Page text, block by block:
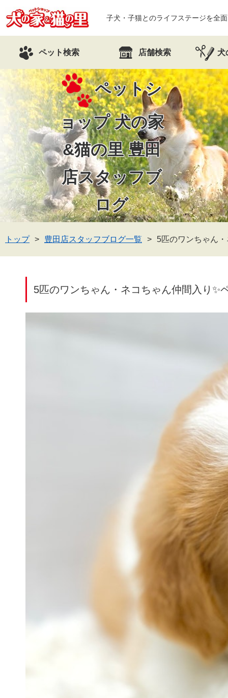
子犬・子猫とのライフステージを全
ペット検索 店舗検索 犬
ペットシ
ョップ 犬の家
&猫の里豊田
店スタッフブ
ログ
トップ 豊田店スタッフブログ一覧 5匹のワンちゃん
5匹のワンちゃん・ネコちゃん仲間入り✨